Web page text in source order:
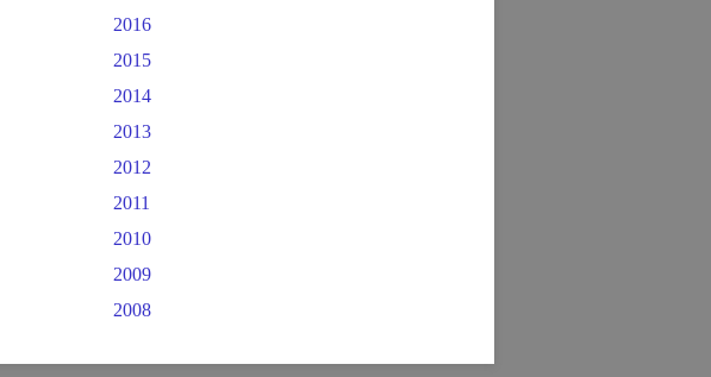
2016
2015
2014
2013
2012
2011
2010
2009
2008